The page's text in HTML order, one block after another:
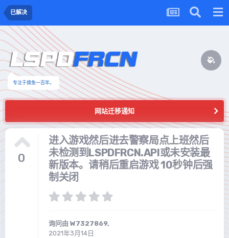
已解决
专注于摸鱼一百年。
网站迁移通知
0
进入游戏然后进去警察局点上班然后
未检测到LSPDFRCN.API或未安装最
新版本。请稍后重启游戏 10秒钟后强
制关闭
询问由 W7327869,
2021年3月14日